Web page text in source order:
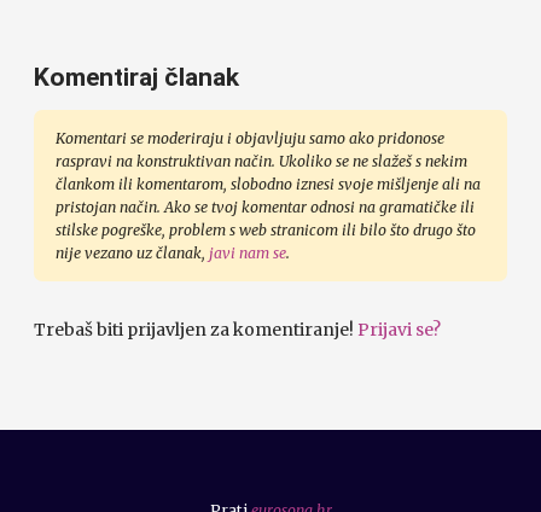
Komentiraj članak
Komentari se moderiraju i objavljuju samo ako pridonose
raspravi na konstruktivan način. Ukoliko se ne slažeš s nekim
člankom ili komentarom, slobodno iznesi svoje mišljenje ali na
pristojan način. Ako se tvoj komentar odnosi na gramatičke ili
stilske pogreške, problem s web stranicom ili bilo što drugo što
nije vezano uz članak, javi nam se.
Trebaš biti prijavljen za komentiranje! Prijavi se?